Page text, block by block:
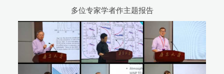
多位专家学者作主题报告